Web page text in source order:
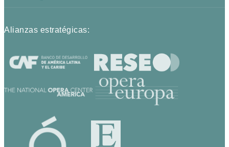
Alianzas estratégicas: